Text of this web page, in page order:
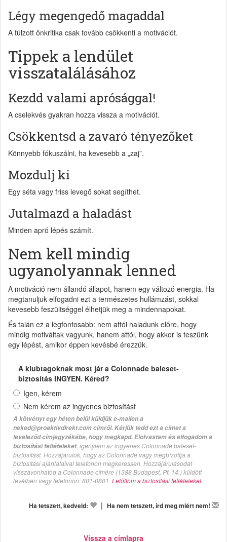
Légy megengedő magaddal
A túlzott önkritika csak tovább csökkenti a motivációt.
Tippek a lendület
visszatalálásához
Kezdd valami aprósággal!
A cselekvés gyakran hozza vissza a motivációt.
Csökkentsd a zavaró tényezőket
Könnyebb fókuszálni, ha kevesebb a „zaj”.
Mozdulj ki
Egy séta vagy friss levegő sokat segíthet.
Jutalmazd a haladást
Minden apró lépés számít.
Nem kell mindig
ugyanolyannak lenned
A motiváció nem állandó állapot, hanem egy változó energia. Ha
megtanuljuk elfogadni ezt a természetes hullámzást, sokkal
kevesebb feszültséggel élhetjük meg a mindennapokat.
És talán ez a legfontosabb: nem attól haladunk előre, hogy
mindig motiváltak vagyunk, hanem attól, hogy akkor is teszünk
egy lépést, amikor éppen kevésbé érezzük.
A klubtagoknak most jár a Colonnade baleset-
biztosítás INGYEN. Kéred?
Igen, kérem
Nem kérem az ingyenes biztosítást
A kötvényt egy héten belül küldjük e-mailen a
neked@proaktivdirekt.com címről. Kérjük tedd ezt a címet a
leveleződ címjegyzékébe, hogy megkapd. Elolvastam és elfogadom a
biztosítási feltételeket, igénylem az ingyenes Colonnade baleset-
biztosítást. Hozzájárulok, hogy az Colonnade vagy megbízottja a
biztosítási ajánlataival telefonon megkeressen. Hozzájárulásodat
visszavonhatod a Colonnade címére (1388 Budapest, Pf. 14.) küldött
levélben vagy telefonon: 801-0801. Letöltöm a biztosítási feltételeket.
Ha tetszett, kedveld: | Ha nem tetszett, írd meg miért nem!
Vissza a címlapra